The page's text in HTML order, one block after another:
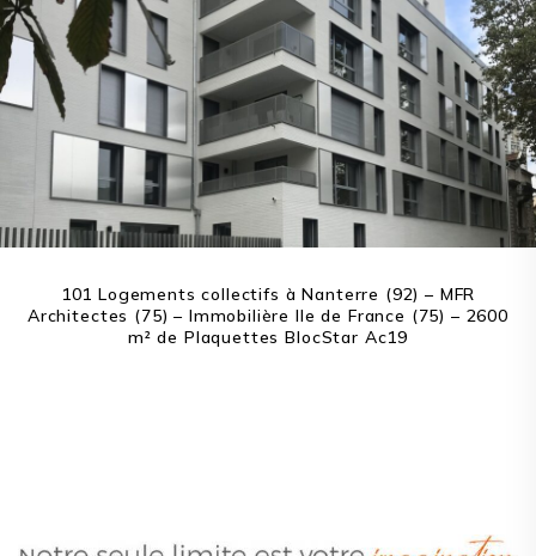
101 Logements collectifs à Nanterre (92) – MFR
Architectes (75) – Immobilière Ile de France (75) – 2600
m² de Plaquettes BlocStar Ac19